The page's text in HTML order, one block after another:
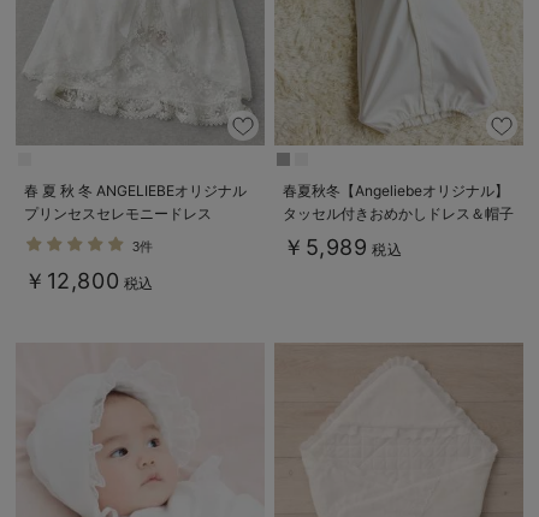
春 夏 秋 冬 ANGELIEBEオリジナル
プリンセスセレモニードレス
3件
￥12,800 税込
春夏秋冬【Angeliebeオリジナル】
タッセル付きおめかしドレス＆帽子
セット
￥5,989 税込